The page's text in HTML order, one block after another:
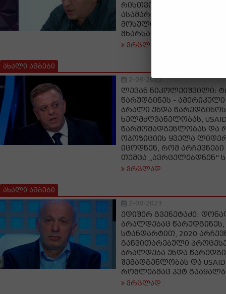
რისთვისაც ამერიკაში
ასამართლებენ, ჩვენთან
მოსული თემა იყო და
მხარსაც უჭერდა
ვრცლად
ახალი ამბები
2-08-2023
ლევან ნიკოლეიშვილი:
წარუდგინეს -
ბრალი უნდა წარედგინოს
ხელმძღვანელობას,
წარმომადგენლობას და
ოპოზიციის ყველა
იცოდნენ, რომ
თუმცა „ავრცელებდნენ" ს
ვრცლად
ახალი ამბები
2-08-2023
ედიშერ გვენეტაძე:
ბრალდებაც
სტანდარტით, 2020
განვითარებული
ბრალდება უნდა
შემადგენლობას და
რომლებმაც პვტ
ვრცლად